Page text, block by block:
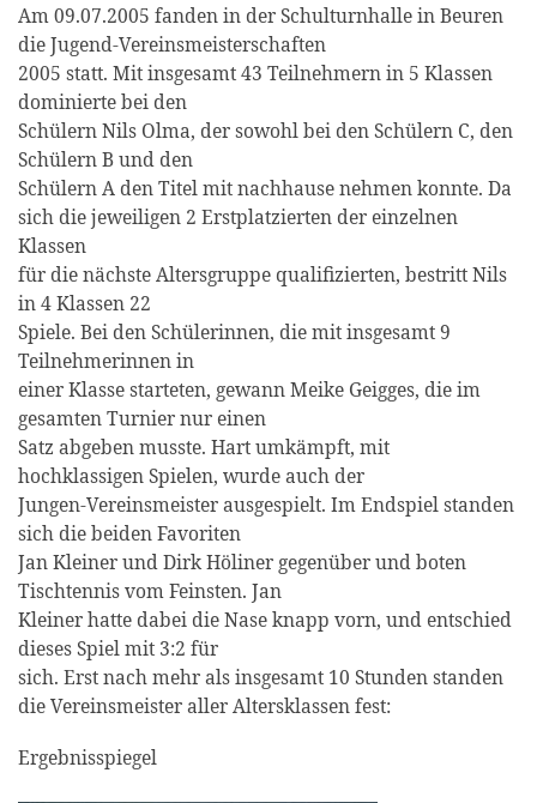
Am 09.07.2005 fanden in der Schulturnhalle in Beuren
die Jugend-Vereinsmeisterschaften
2005 statt. Mit insgesamt 43 Teilnehmern in 5 Klassen
dominierte bei den
Schülern Nils Olma, der sowohl bei den Schülern C, den
Schülern B und den
Schülern A den Titel mit nachhause nehmen konnte. Da
sich die jeweiligen 2 Erstplatzierten der einzelnen
Klassen
für die nächste Altersgruppe qualifizierten, bestritt Nils
in 4 Klassen 22
Spiele. Bei den Schülerinnen, die mit insgesamt 9
Teilnehmerinnen in
einer Klasse starteten, gewann Meike Geigges, die im
gesamten Turnier nur einen
Satz abgeben musste. Hart umkämpft, mit
hochklassigen Spielen, wurde auch der
Jungen-Vereinsmeister ausgespielt. Im Endspiel standen
sich die beiden Favoriten
Jan Kleiner und Dirk Höliner gegenüber und boten
Tischtennis vom Feinsten. Jan
Kleiner hatte dabei die Nase knapp vorn, und entschied
dieses Spiel mit 3:2 für
sich. Erst nach mehr als insgesamt 10 Stunden standen
die Vereinsmeister aller Altersklassen fest:
Ergebnisspiegel